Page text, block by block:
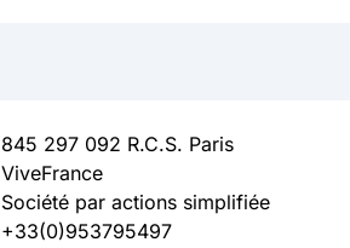
845 297 092 R.C.S. Paris
ViveFrance
Société par actions simplifiée
+33(0)953795497